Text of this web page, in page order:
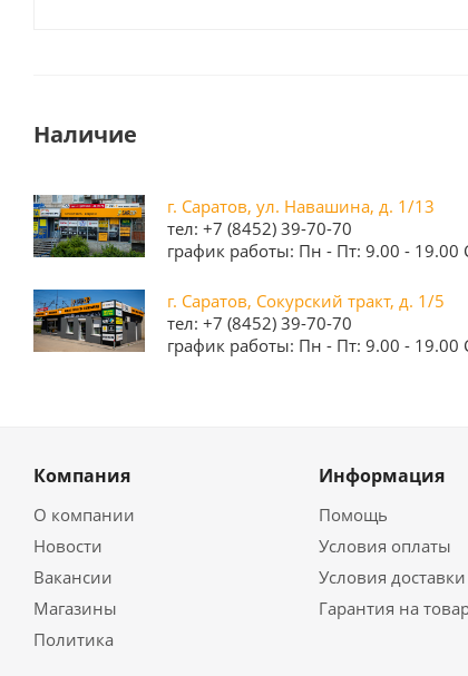
Наличие
г. Саратов, ул. Навашина, д. 1/13
тел: +7 (8452) 39-70-70
график работы: Пн - Пт: 9.00 - 19.00
г. Саратов, Сокурский тракт, д. 1/5
тел: +7 (8452) 39-70-70
график работы: Пн - Пт: 9.00 - 19.00
Компания
О компании
Новости
Вакансии
Магазины
Политика
Информация
Помощь
Условия оплаты
Условия доставки
Гарантия на